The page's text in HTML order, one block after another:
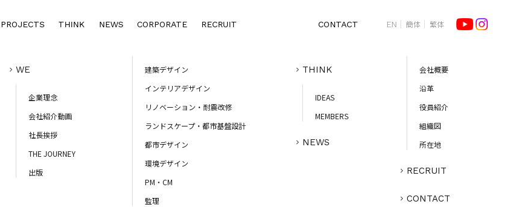
PROJECTS THINK NEWS CORPORATE RECRUIT CONTACT EN 簡体 繁体
WE
企業理念
会社紹介動画
社長挨拶
THE JOURNEY
出版
建築デザイン
インテリアデザイン
リノベーション・耐震改修
ランドスケープ・都市基盤設計
都市デザイン
環境デザイン
PM・CM
監理
THINK
IDEAS
MEMBERS
NEWS
会社概要
沿革
役員紹介
組織図
所在地
RECRUIT
CONTACT